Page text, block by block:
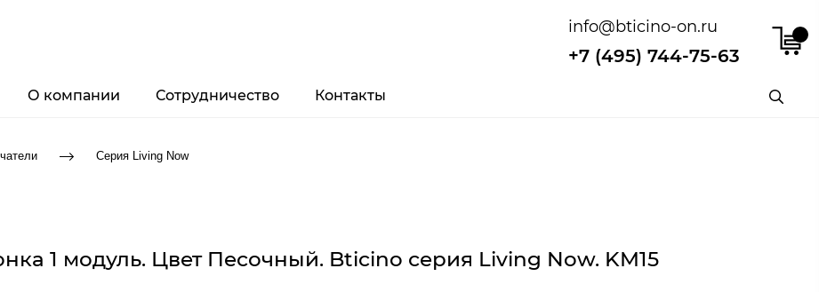
info@bticino-on.ru
+7 (495) 744-75-63
О компании Сотрудничество Контакты
Серия Living Now
1 модуль. Цвет Песочный. Bticino серия Living Now. KM15